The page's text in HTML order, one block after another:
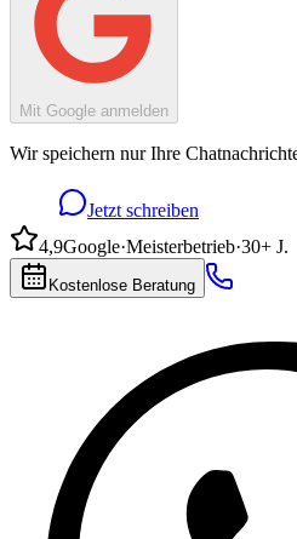
Mit Google anmelden
Wir speichern nur Ihre
Jetzt schreiben
4,9Google·Meisterbetrieb·30+ J.
Kostenlose Beratung